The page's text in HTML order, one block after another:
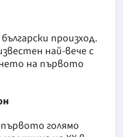
произход.
най-вече с
на първото
голямо